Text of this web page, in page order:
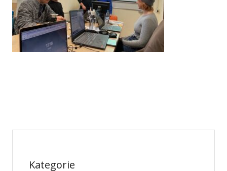
Kategorie